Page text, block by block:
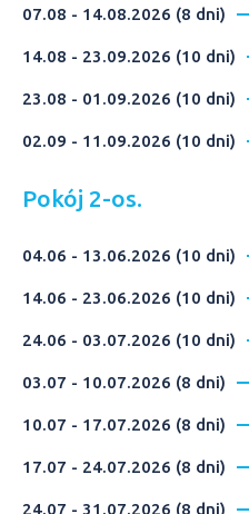
Pokój 2-os.
04.06 - 13.06.2026 (10 dni)
14.06 - 23.06.2026 (10 dni)
24.06 - 03.07.2026 (10 dni)
03.07 - 10.07.2026 (8 dni)
10.07 - 17.07.2026 (8 dni)
17.07 - 24.07.2026 (8 dni)
24.07 - 31.07.2026 (8 dni)
07.08 - 14.08.2026 (8 dni)
14.08 - 23.09.2026 (10 dni)
23.08 - 01.09.2026 (10 dni)
02.09 - 11.09.2026 (10 dni)